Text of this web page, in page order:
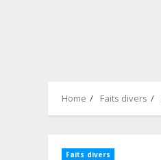
Home Faits divers
Faits divers